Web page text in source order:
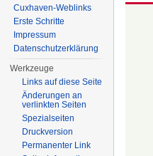
Cuxhaven-Weblinks
Erste Schritte
Impressum
Datenschutzerklärung
Werkzeuge
Links auf diese Seite
Änderungen an
verlinkten Seiten
Spezialseiten
Druckversion
Permanenter Link